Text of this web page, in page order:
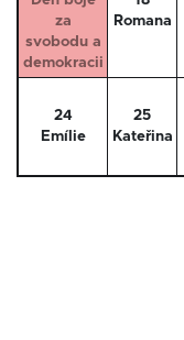
za
svobodu a
demokracii
Romana
24
Emílie
25
Kateřina